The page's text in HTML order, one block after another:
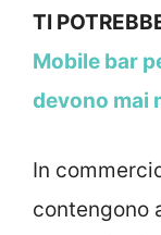
TI
Mobile bar
devono mai
In
contengono